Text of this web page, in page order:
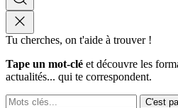
Tu cherches, on t'aide à trouver !
Tape un mot-clé et découvre les
actualités... qui te correspondent.
C'est